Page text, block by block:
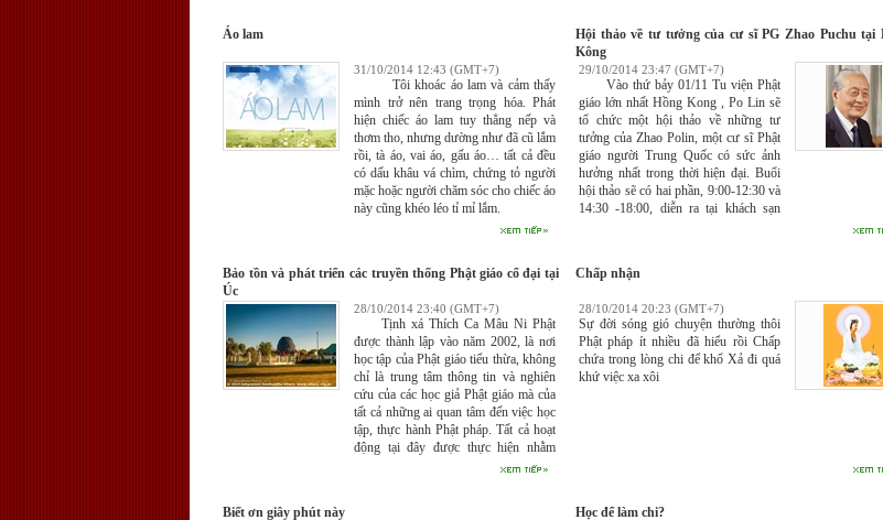
Áo lam
31/10/2014 12:43 (GMT+7)
Tôi khoác áo lam và cảm thấy
mình trở nên trang trọng hóa. Phát
hiện chiếc áo lam tuy thẳng nếp và
thơm tho, nhưng dường như đã cũ lắm
rồi, tà áo, vai áo, gấu áo… tất cả đều
có dấu khâu vá chìm, chứng tỏ người
mặc hoặc người chăm sóc cho chiếc áo
này cũng khéo léo tỉ mỉ lắm.
Hội thảo về tư tưởng của cư sĩ PG Zhao Puchu tại
Kông
29/10/2014 23:47 (GMT+7)
Vào thứ bảy 01/11 Tu viện Phật
giáo lớn nhất Hồng Kong , Po Lin sẽ
tổ chức một hội thảo về những tư
tưởng của Zhao Polin, một cư sĩ Phật
giáo người Trung Quốc có sức ảnh
hưởng nhất trong thời hiện đại. Buổi
hội thảo sẽ có hai phần, 9:00-12:30 và
14:30 -18:00, diễn ra tại khách sạn
Bảo tồn và phát triển các truyền thống Phật giáo cổ đại tại
Úc
28/10/2014 23:40 (GMT+7)
Tịnh xá Thích Ca Mâu Ni Phật
được thành lập vào năm 2002, là nơi
học tập của Phật giáo tiểu thừa, không
chỉ là trung tâm thông tin và nghiên
cứu của các học giả Phật giáo mà của
tất cả những ai quan tâm đến việc học
tập, thực hành Phật pháp. Tất cả hoạt
động tại đây được thực hiện nhằm
mục đích phổ biến Chánh pháp rộng
Chấp nhận
28/10/2014 20:23 (GMT+7)
Sự đời sóng gió chuyện thường thôi
Phật pháp ít nhiều đã hiểu rồi Chấp
chứa trong lòng chi để khổ Xả đi quá
khứ việc xa xôi
Biết ơn giây phút này Học để làm chi?